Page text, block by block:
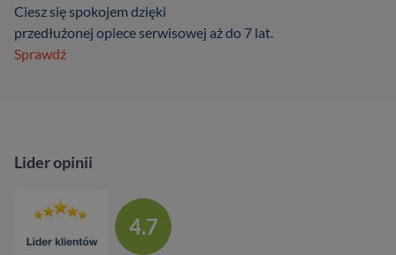
Ciesz się spokojem dzięki
przedłużonej opiece serwisowej aż do 7 lat.
Sprawdź
Lider opinii
4.7